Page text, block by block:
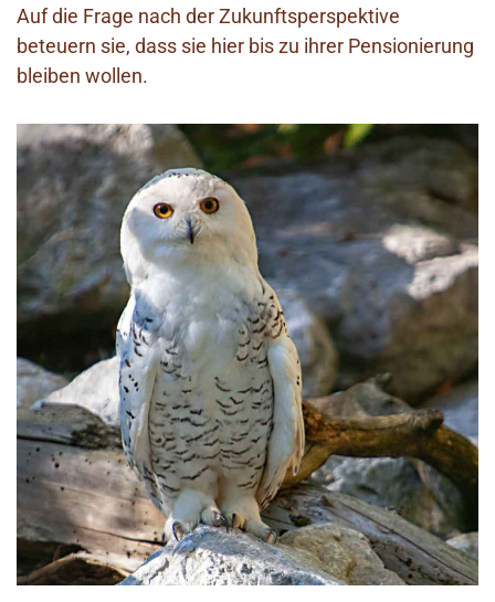
Auf die Frage nach der Zukunftsperspektive
beteuern sie, dass sie hier bis zu ihrer Pensionierung
bleiben wollen.